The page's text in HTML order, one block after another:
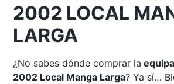
2002 LOCAL
LARGA
¿No sabes dónde comprar la
2002 Local Manga Larga? Ya sí…